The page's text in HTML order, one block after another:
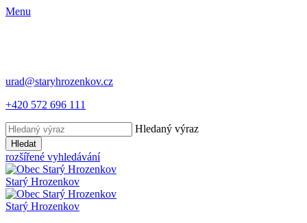
Menu
urad@staryhrozenkov.cz
+420 572 696 111
Hledaný výraz
Hledat
rozšířené vyhledávání
Starý Hrozenkov
Starý Hrozenkov